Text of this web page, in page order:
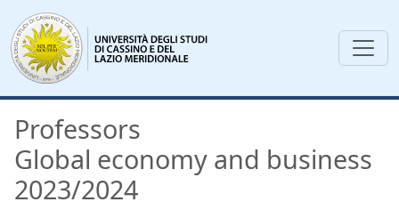
Professors
Global economy and business
2023/2024